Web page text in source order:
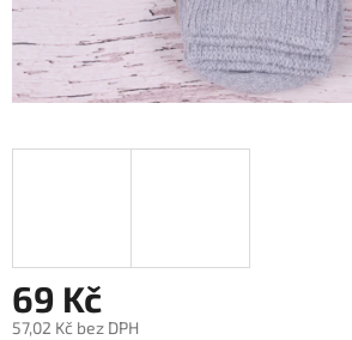
69 Kč
57,02 Kč bez DPH